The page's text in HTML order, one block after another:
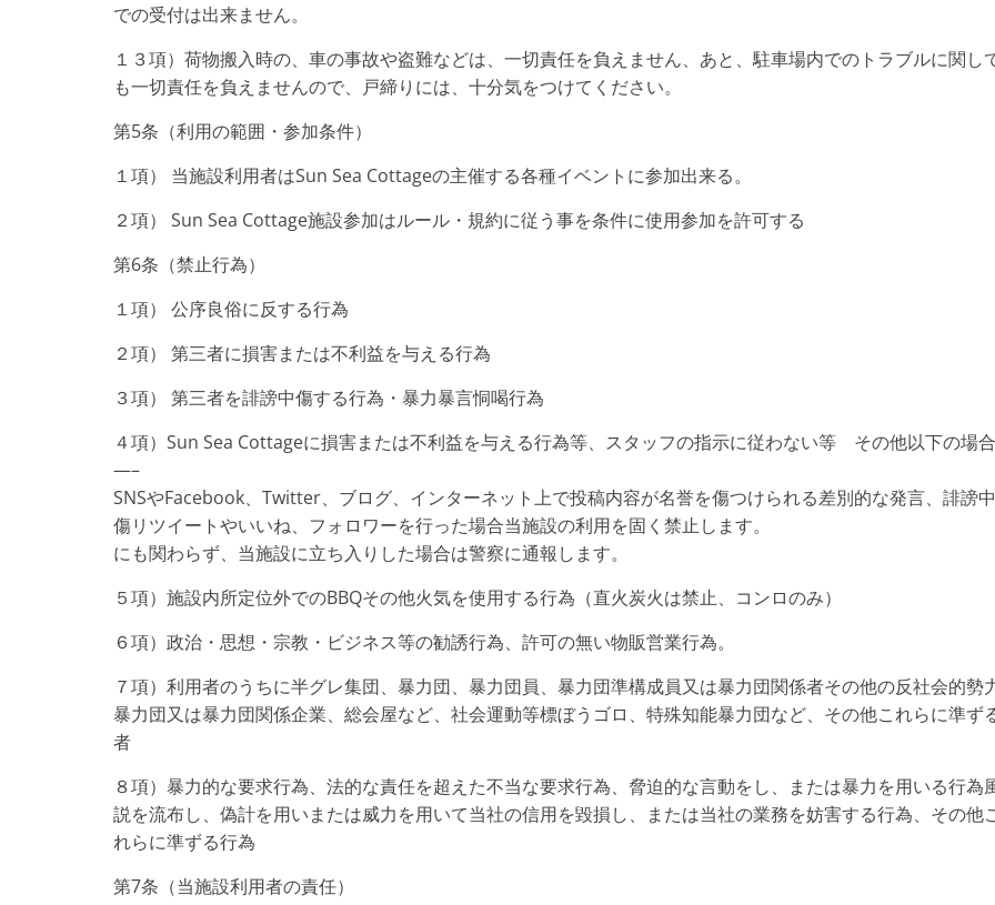
での受付は出来ません。
１３項）荷物搬入時の、車の事故や盗難などは、一切責任を負えません、あと、駐車場内でのトラブルに関し
も一切責任を負えませんので、戸締りには、十分気をつけてください。
第5条（利用の範囲・参加条件）
１項） 当施設利用者はSun Sea Cottageの主催する各種イベントに参加出来る。
２項） Sun Sea Cottage施設参加はルール・規約に従う事を条件に使用参加を許可する
第6条（禁止行為）
１項） 公序良俗に反する行為
２項） 第三者に損害または不利益を与える行為
３項） 第三者を誹謗中傷する行為・暴力暴言恫喝行為
４項）Sun Sea Cottageに損害または不利益を与える行為等、スタッフの指示に従わない等 その他以下の場合
—–
SNSやFacebook、Twitter、ブログ、インターネット上で投稿内容が名誉を傷つけられる差別的な発言、誹謗中
傷リツイートやいいね、フォロワーを行った場合当施設の利用を固く禁止します。
にも関わらず、当施設に立ち入りした場合は警察に通報します。
５項）施設内所定位外でのBBQその他火気を使用する行為（直火炭火は禁止、コンロのみ）
６項）政治・思想・宗教・ビジネス等の勧誘行為、許可の無い物販営業行為。
７項）利用者のうちに半グレ集団、暴力団、暴力団員、暴力団準構成員又は暴力団関係者その他の反社会的勢
暴力団又は暴力団関係企業、総会屋など、社会運動等標ぼうゴロ、特殊知能暴力団など、その他これらに準ず
者
８項）暴力的な要求行為、法的な責任を超えた不当な要求行為、脅迫的な言動をし、または暴力を用いる行為
説を流布し、偽計を用いまたは威力を用いて当社の信用を毀損し、または当社の業務を妨害する行為、その他
れらに準ずる行為
第7条（当施設利用者の責任）